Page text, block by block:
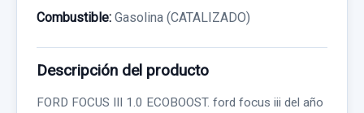
Combustible: Gasolina (CATALIZADO)
Descripción del producto
FORD FOCUS III 1.0 ECOBOOST. ford focus iii del año